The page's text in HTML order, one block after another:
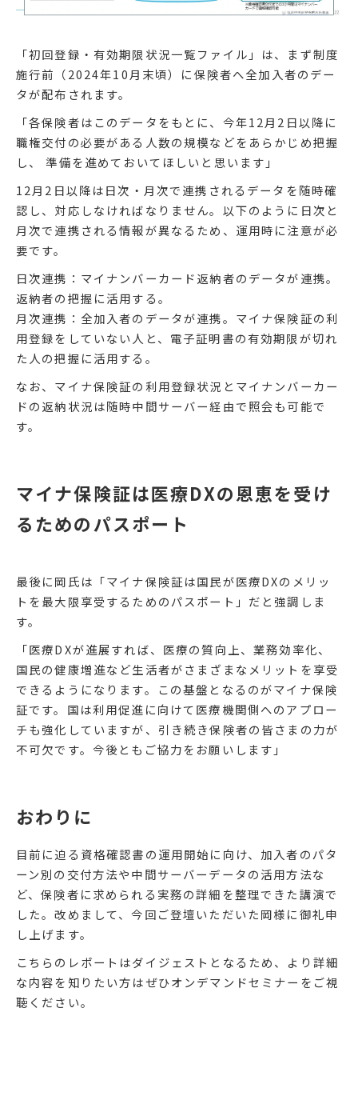
「初回登録・有効期限状況一覧ファイル」は、まず制度
施行前（2024年10月末頃）に保険者へ全加入者のデー
タが配布されます。
「各保険者はこのデータをもとに、今年12月2日以降に
職権交付の必要がある人数の規模などをあらかじめ把握
し、 準備を進めておいてほしいと思います」
12月2日以降は日次・月次で連携されるデータを随時確
認し、対応しなければなりません。以下のように日次と
月次で連携される情報が異なるため、運用時に注意が必
要です。
日次連携：マイナンバーカード返納者のデータが連携。
返納者の把握に活用する。
月次連携：全加入者のデータが連携。マイナ保険証の利
用登録をしていない人と、電子証明書の有効期限が切れ
た人の把握に活用する。
なお、マイナ保険証の利用登録状況とマイナンバーカー
ドの返納状況は随時中間サーバー経由で照会も可能で
す。
マイナ保険証は医療DXの恩恵を受け
るためのパスポート
最後に岡氏は「マイナ保険証は国民が医療DXのメリッ
トを最大限享受するためのパスポート」だと強調しま
す。
「医療DXが進展すれば、医療の質向上、業務効率化、
国民の健康増進など生活者がさまざまなメリットを享受
できるようになります。この基盤となるのがマイナ保険
証です。国は利用促進に向けて医療機関側へのアプロー
チも強化していますが、引き続き保険者の皆さまの力が
不可欠です。今後ともご協力をお願いします」
おわりに
目前に迫る資格確認書の運用開始に向け、加入者のパタ
ーン別の交付方法や中間サーバーデータの活用方法な
ど、保険者に求められる実務の詳細を整理できた講演で
した。改めまして、今回ご登壇いただいた岡様に御礼申
し上げます。
こちらのレポートはダイジェストとなるため、より詳細
な内容を知りたい方はぜひオンデマンドセミナーをご視
聴ください。